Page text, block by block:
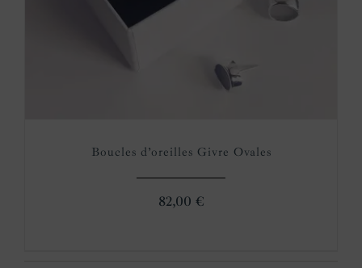
Boucles d’oreilles Givre Ovales
82,00 €